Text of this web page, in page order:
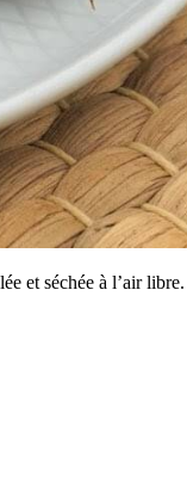
et séchée à l’air